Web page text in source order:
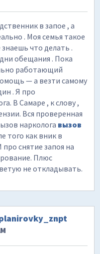
в запое , а
. Моя семья такое
что делать .
обещания . Пока
работающий
— а везти самому
. Я про
В Самаре , к слову ,
Вся проверенная
нарколога вызов
того как вник в
снятие запоя на
Плюс
не откладывать.